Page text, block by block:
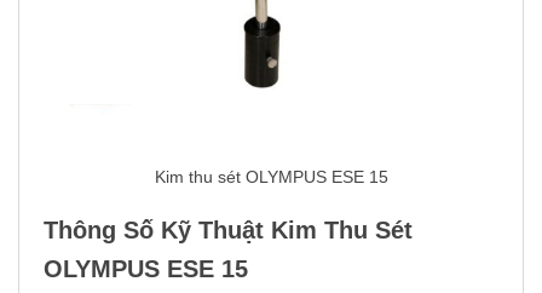
Kim thu sét OLYMPUS ESE 15
Thông Số Kỹ Thuật Kim Thu Sét
OLYMPUS ESE 15